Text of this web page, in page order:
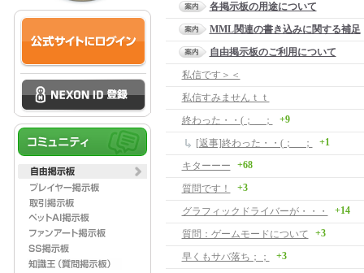
各掲示板の用途について
MML関連の書き込みに関する補足
自由掲示板のご利用について
私信です＞＜
私信すみませんｔｔ
終わった・・(；＿；
+9
[返事]終わった・・(；＿； +1
キターーー +68
質問です！ +3
グラフィックドライバーが・・・ +14
質問：ゲームモードについて +3
早くもサバ落ち；； +3